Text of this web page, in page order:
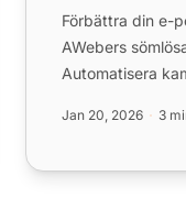
Förbättra din e-
AWebers
Automatisera
Jan 20, 2026 3